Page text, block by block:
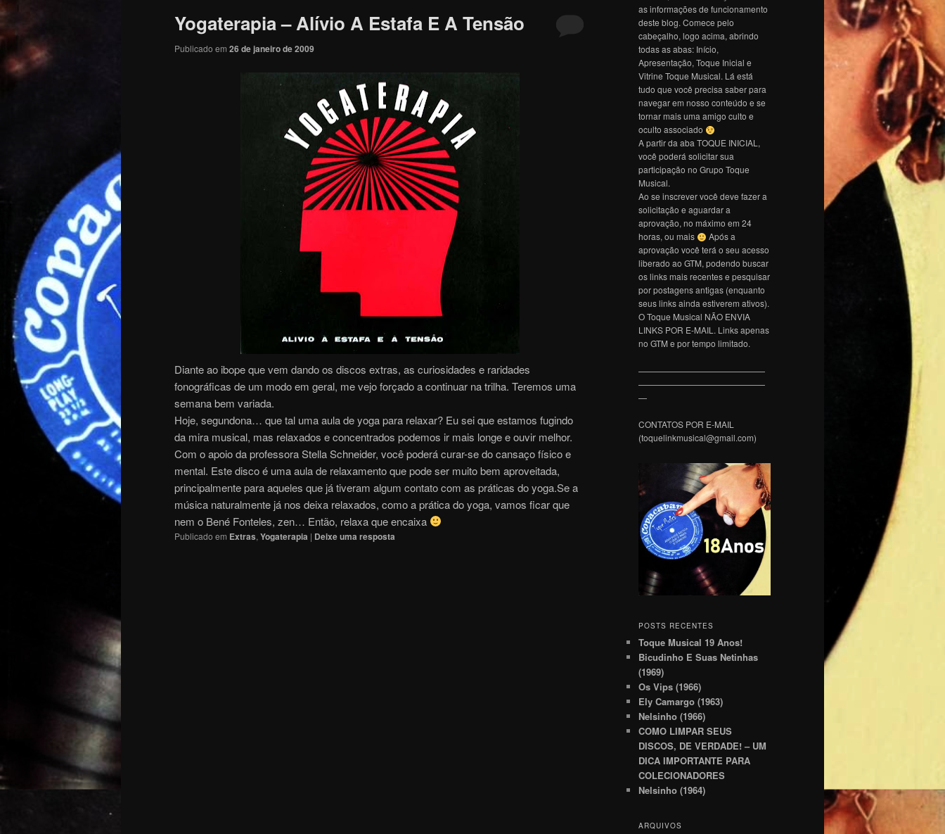
Yogaterapia – Alívio A Estafa E A Tensão
Publicado em 26 de janeiro de 2009
Diante ao ibope que vem dando os discos extras, as curiosidades e raridades
fonográficas de um modo em geral, me vejo forçado a continuar na trilha. Teremos uma
semana bem variada.
Hoje, segundona… que tal uma aula de yoga para relaxar? Eu sei que estamos fugindo
da mira musical, mas relaxados e concentrados podemos ir mais longe e ouvir melhor.
Com o apoio da professora Stella Schneider, você poderá curar-se do cansaço físico e
mental. Este disco é uma aula de relaxamento que pode ser muito bem aproveitada,
principalmente para aqueles que já tiveram algum contato com as práticas do yoga.Se a
música naturalmente já nos deixa relaxados, como a prática do yoga, vamos ficar que
nem o Bené Fonteles, zen… Então, relaxa que encaixa
Publicado em Extras, Yogaterapia | Deixe uma resposta
as informações de funcionamento
deste blog. Comece pelo
cabeçalho, logo acima, abrindo
todas as abas: Início,
Apresentação, Toque Inicial e
Vitrine Toque Musical. Lá está
tudo que você precisa saber para
navegar em nosso conteúdo e se
tornar mais uma amigo culto e
oculto associado
A partir da aba TOQUE INICIAL,
você poderá solicitar sua
participação no Grupo Toque
Musical.
Ao se inscrever você deve fazer a
solicitação e aguardar a
aprovação, no máximo em 24
horas, ou mais
Após a
aprovação você terá o seu acesso
liberado ao GTM, podendo buscar
os links mais recentes e pesquisar
por postagens antigas (enquanto
seus links ainda estiverem ativos).
O Toque Musical NÃO ENVIA
LINKS POR E-MAIL. Links apenas
no GTM e por tempo limitado.
———————————————
———————————————
—
CONTATOS POR E-MAIL
(toquelinkmusical@gmail.com)
POSTS RECENTES
Toque Musical 19 Anos!
Bicudinho E Suas Netinhas
(1969)
Os Vips (1966)
Ely Camargo (1963)
Nelsinho (1966)
COMO LIMPAR SEUS
DISCOS, DE VERDADE! – UM
DICA IMPORTANTE PARA
COLECIONADORES
Nelsinho (1964)
ARQUIVOS